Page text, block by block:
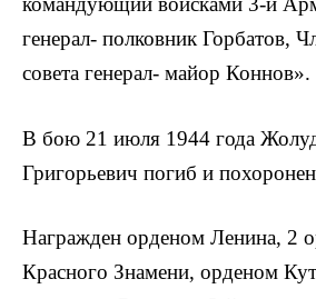
генерал- полковник Горбатов,
совета генерал- майор Коннов».
В бою 21 июля 1944 года
Григорьевич погиб и
Награжден орденом Ленина, 2
Красного Знамени, орденом